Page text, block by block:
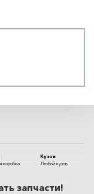
Кузов
коробка Любой кузов
запчасти!